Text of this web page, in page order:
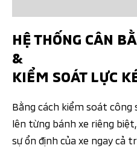
HỆ THỐNG CÂN
&
KIỂM SOÁT LỰC
Bằng cách kiểm soát công
lên từng bánh xe riêng
sự ổn định của xe ngay cả